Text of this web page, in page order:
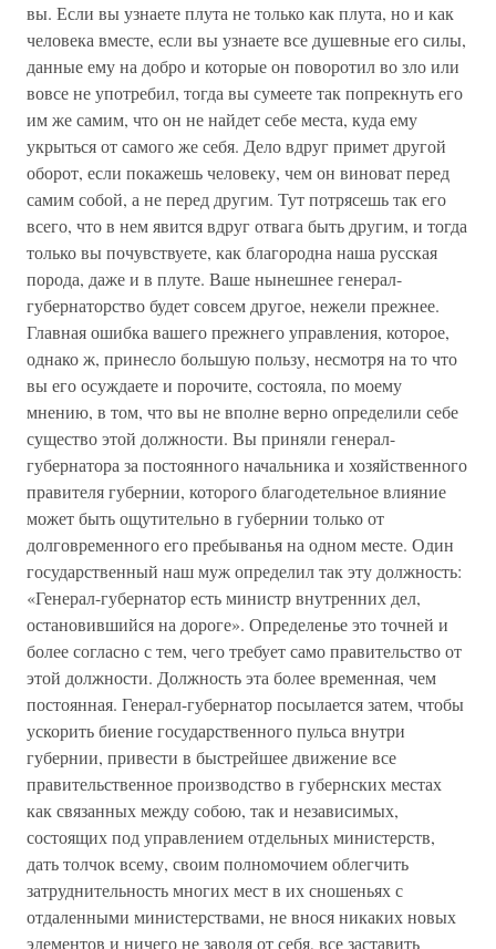
вы. Если вы узнаете плута не только как плута, но и как
человека вместе, если вы узнаете все душевные его силы,
данные ему на добро и которые он поворотил во зло или
вовсе не употребил, тогда вы сумеете так попрекнуть его
им же самим, что он не найдет себе места, куда ему
укрыться от самого же себя. Дело вдруг примет другой
оборот, если покажешь человеку, чем он виноват перед
самим собой, а не перед другим. Тут потрясешь так его
всего, что в нем явится вдруг отвага быть другим, и тогда
только вы почувствуете, как благородна наша русская
порода, даже и в плуте. Ваше нынешнее генерал-
губернаторство будет совсем другое, нежели прежнее.
Главная ошибка вашего прежнего управления, которое,
однако ж, принесло большую пользу, несмотря на то что
вы его осуждаете и порочите, состояла, по моему
мнению, в том, что вы не вполне верно определили себе
существо этой должности. Вы приняли генерал-
губернатора за постоянного начальника и хозяйственного
правителя губернии, которого благодетельное влияние
может быть ощутительно в губернии только от
долговременного его пребыванья на одном месте. Один
государственный наш муж определил так эту должность:
«Генерал-губернатор есть министр внутренних дел,
остановившийся на дороге». Определенье это точней и
более согласно с тем, чего требует само правительство от
этой должности. Должность эта более временная, чем
постоянная. Генерал-губернатор посылается затем, чтобы
ускорить биение государственного пульса внутри
губернии, привести в быстрейшее движение все
правительственное производство в губернских местах
как связанных между собою, так и независимых,
состоящих под управлением отдельных министерств,
дать толчок всему, своим полномочием облегчить
затруднительность многих мест в их сношеньях с
отдаленными министерствами, не внося никаких новых
элементов и ничего не заводя от себя, все заставить